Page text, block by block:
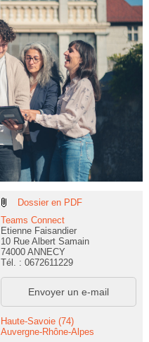
Dossier en PDF
Teams Connect
Etienne Faisandier
10 Rue Albert Samain
74000 ANNECY
Tél. : 0672611229
Envoyer un e-mail
Haute-Savoie (74)
Auvergne-Rhône-Alpes